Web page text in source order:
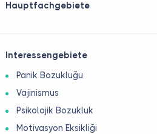
Hauptfachgebiete
Interessengebiete
Panik Bozukluğu
Vajinismus
Psikolojik Bozukluk
Motivasyon Eksikliği